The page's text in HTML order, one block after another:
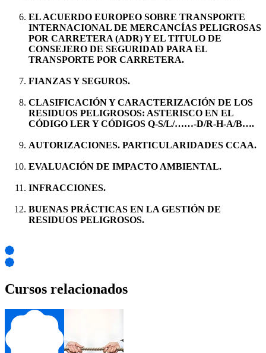
EL ACUERDO EUROPEO SOBRE TRANSPORTE
INTERNACIONAL DE MERCANCÍAS PELIGROSAS
POR CARRETERA (ADR) Y EL TITULO DE
CONSEJERO DE SEGURIDAD PARA EL
TRANSPORTE POR CARRETERA.
FIANZAS Y SEGUROS.
CLASIFICACIÓN Y CARACTERIZACIÓN DE LOS
RESIDUOS PELIGROSOS: ASTERISCO EN EL
CÓDIGO LER Y CÓDIGOS Q-S/L/……-D/R-H-A/B….
AUTORIZACIONES. PARTICULARIDADES CCAA.
EVALUACIÓN DE IMPACTO AMBIENTAL.
INFRACCIONES.
BUENAS PRÁCTICAS EN LA GESTIÓN DE
RESIDUOS PELIGROSOS.
Cursos relacionados